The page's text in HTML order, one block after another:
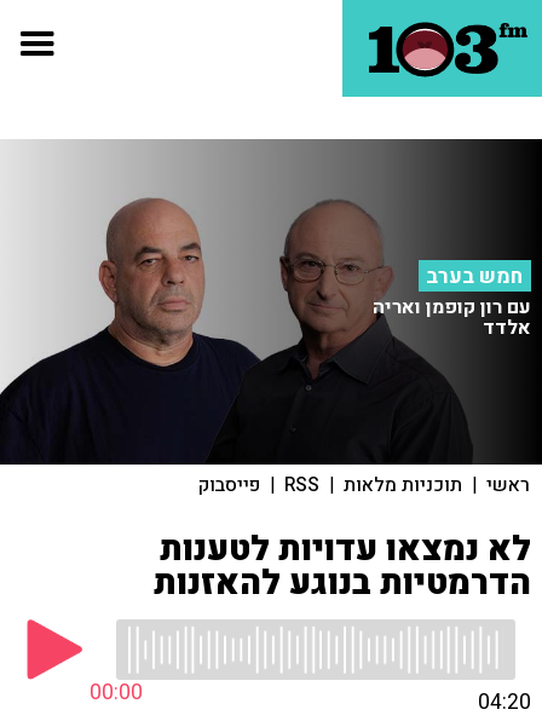
חמש בערב
עם רון קופמן ואריה
אלדד
ראשי | תוכניות מלאות |
RSS
| פייסבוק
לא נמצאו עדויות לטענות
הדרמטיות בנוגע להאזנות
00:00 04:20